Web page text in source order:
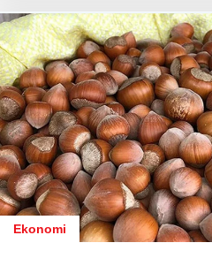
Ekonomi